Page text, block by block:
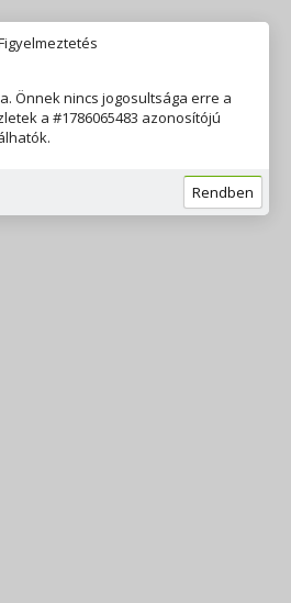
Önnek nincs jogosultsága erre a
a #1786065483 azonosítójú